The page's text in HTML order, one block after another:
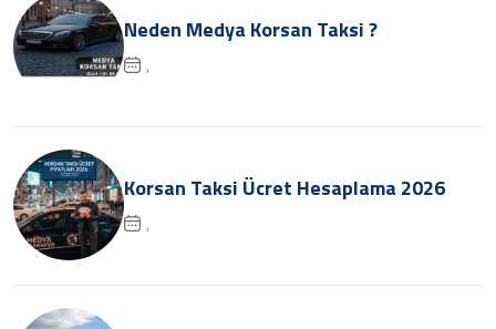
Neden Medya Korsan Taksi ?
,
Korsan Taksi Ücret Hesaplama 2026
,